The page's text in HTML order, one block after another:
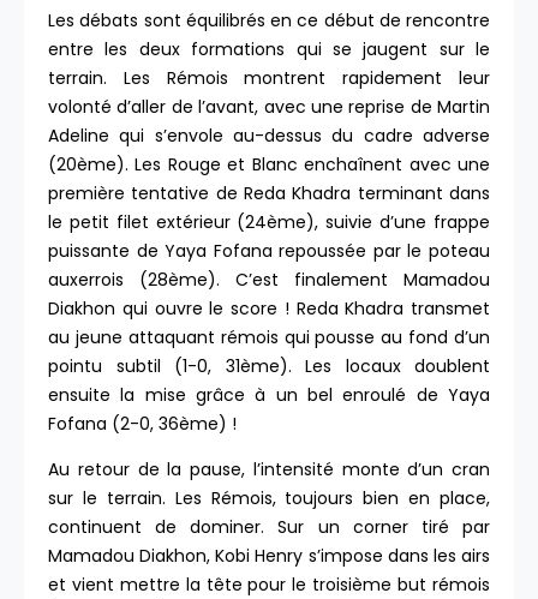
Les débats sont équilibrés en ce début de rencontre
entre les deux formations qui se jaugent sur le
terrain. Les Rémois montrent rapidement leur
volonté d’aller de l’avant, avec une reprise de Martin
Adeline qui s’envole au-dessus du cadre adverse
(20ème). Les Rouge et Blanc enchaînent avec une
première tentative de Reda Khadra terminant dans
le petit filet extérieur (24ème), suivie d’une frappe
puissante de Yaya Fofana repoussée par le poteau
auxerrois (28ème). C’est finalement Mamadou
Diakhon qui ouvre le score ! Reda Khadra transmet
au jeune attaquant rémois qui pousse au fond d’un
pointu subtil (1-0, 31ème). Les locaux doublent
ensuite la mise grâce à un bel enroulé de Yaya
Fofana (2-0, 36ème) !
Au retour de la pause, l’intensité monte d’un cran
sur le terrain. Les Rémois, toujours bien en place,
continuent de dominer. Sur un corner tiré par
Mamadou Diakhon, Kobi Henry s’impose dans les airs
et vient mettre la tête pour le troisième but rémois